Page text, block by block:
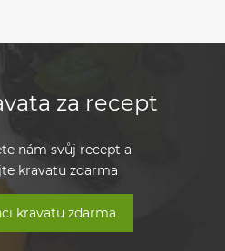
za recept
nám svůj recept a
kravatu zdarma
kravatu zdarma